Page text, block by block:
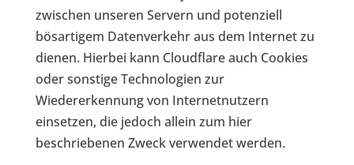
zwischen unseren Servern und potenziell
bösartigem Datenverkehr aus dem Internet zu
dienen. Hierbei kann Cloudflare auch Cookies
oder sonstige Technologien zur
Wiedererkennung von Internetnutzern
einsetzen, die jedoch allein zum hier
beschriebenen Zweck verwendet werden.